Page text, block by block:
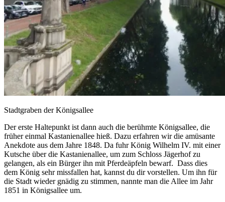
Stadtgraben der Königsallee
Der erste Haltepunkt ist dann auch die berühmte Königsallee, die
früher einmal Kastanienallee hieß. Dazu erfahren wir die amüsante
Anekdote aus dem Jahre 1848. Da fuhr König Wilhelm IV. mit einer
Kutsche über die Kastanienallee, um zum Schloss Jägerhof zu
gelangen, als ein Bürger ihn mit Pferdeäpfeln bewarf. Dass dies
dem König sehr missfallen hat, kannst du dir vorstellen. Um ihn für
die Stadt wieder gnädig zu stimmen, nannte man die Allee im Jahr
1851 in Königsallee um.